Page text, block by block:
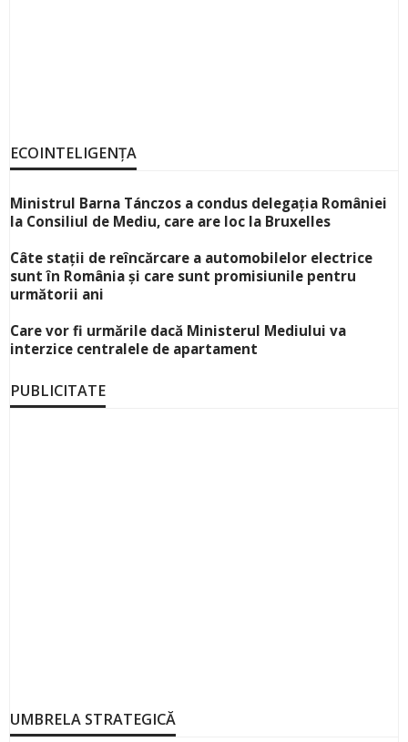
ECOINTELIGENȚA
Ministrul Barna Tánczos a condus delegația României
la Consiliul de Mediu, care are loc la Bruxelles
Câte stații de reîncărcare a automobilelor electrice
sunt în România și care sunt promisiunile pentru
următorii ani
Care vor fi urmările dacă Ministerul Mediului va
interzice centralele de apartament
PUBLICITATE
UMBRELA STRATEGICĂ